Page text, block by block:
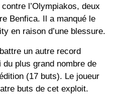
l’Olympiakos, deux
Benfica. Il a manqué le
en raison d’une blessure.
un autre record
plus grand nombre de
(17 buts). Le joueur
buts de cet exploit.